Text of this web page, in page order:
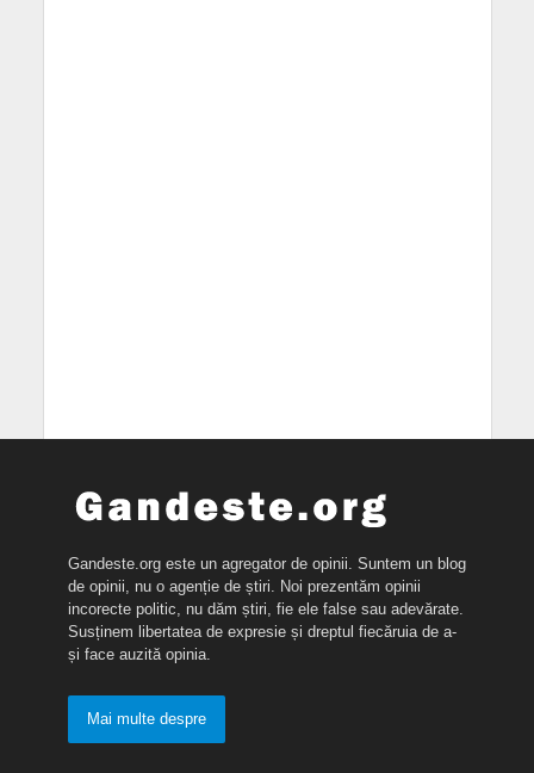
Gandeste.org este un agregator de opinii. Suntem un blog
de opinii, nu o agenție de știri. Noi prezentăm opinii
incorecte politic, nu dăm știri, fie ele false sau adevărate.
Susținem libertatea de expresie și dreptul fiecăruia de a-
și face auzită opinia.
Mai multe despre